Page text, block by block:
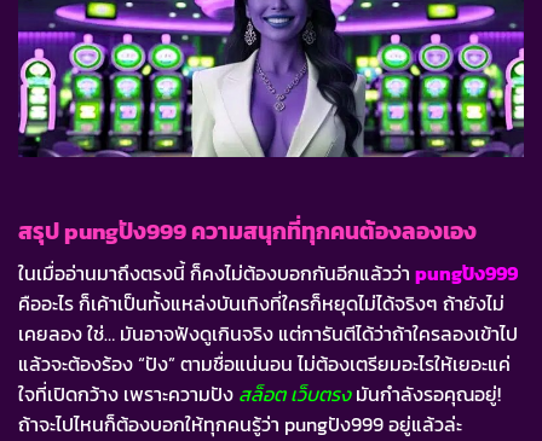
สรุป pungปัง999 ความสนุกที่ทุกคนต้องลองเอง
ในเมื่ออ่านมาถึงตรงนี้ ก็คงไม่ต้องบอกกันอีกแล้วว่า pungปัง999
คืออะไร ก็เค้าเป็นทั้งแหล่งบันเทิงที่ใครก็หยุดไม่ได้จริงๆ ถ้ายังไม่
เคยลอง ใช่… มันอาจฟังดูเกินจริง แต่การันตีได้ว่าถ้าใครลองเข้าไป
แล้วจะต้องร้อง “ปัง” ตามชื่อแน่นอน ไม่ต้องเตรียมอะไรให้เยอะแค่
ใจที่เปิดกว้าง เพราะความปัง สล็อต เว็บตรงมันกำลังรอคุณอยู่!
ถ้าจะไปไหนก็ต้องบอกให้ทุกคนรู้ว่า pungปัง999 อยู่แล้วล่ะ